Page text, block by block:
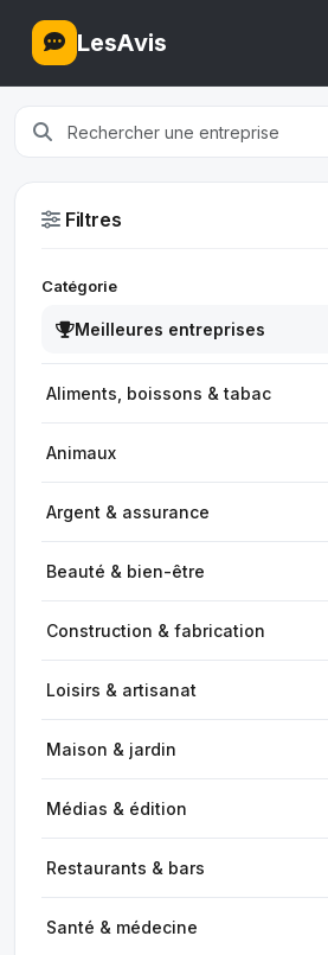
LesAvis
Filtres
Catégorie
Meilleures entreprises
Aliments, boissons & tabac
Animaux
Argent & assurance
Beauté & bien-être
Construction & fabrication
Loisirs & artisanat
Maison & jardin
Médias & édition
Restaurants & bars
Santé & médecine